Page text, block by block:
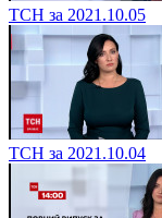
ТСН за 2021.10.05
ТСН за 2021.10.04